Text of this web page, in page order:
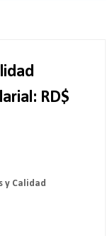
RD$
y Calidad